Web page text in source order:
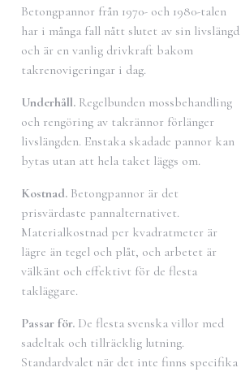
Betongpannor från 1970- och 1980-talen
har i många fall nått slutet av sin livslängd
och är en vanlig drivkraft bakom
takrenovigeringar i dag.
Underhåll. Regelbunden mossbehandling
och rengöring av takrännor förlänger
livslängden. Enstaka skadade pannor kan
bytas utan att hela taket läggs om.
Kostnad. Betongpannor är det
prisvärdaste pannalternativet.
Materialkostnad per kvadratmeter är
lägre än tegel och plåt, och arbetet är
välkänt och effektivt för de flesta
takläggare.
Passar för. De flesta svenska villor med
sadeltak och tillräcklig lutning.
Standardvalet när det inte finns specifika